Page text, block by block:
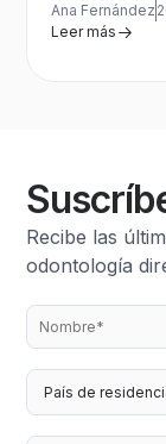
Ana Fernández
Leer más
Recibe las
odontología